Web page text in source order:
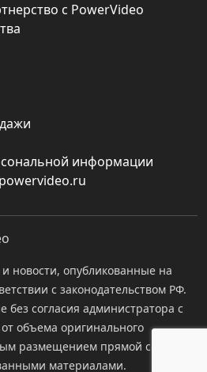
с PowerVideo
информации
новости, опубликованные на
с законодательством РФ.
без согласия администратора с
объема оригинального
размещением прямой ссылки
материалами.